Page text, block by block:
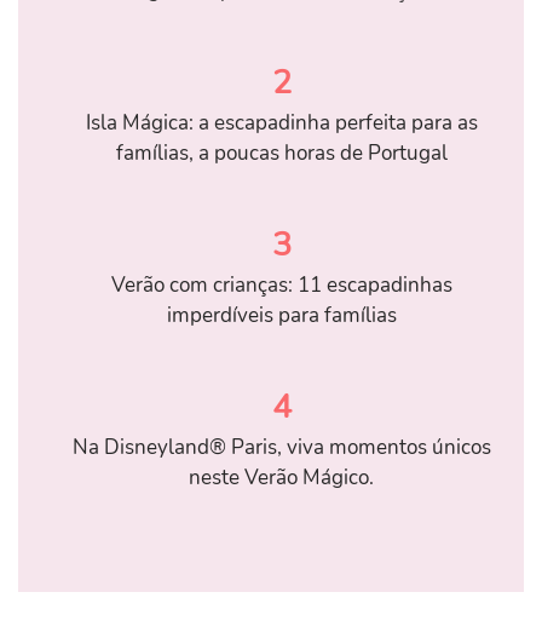
2
Isla Mágica: a escapadinha perfeita para as
famílias, a poucas horas de Portugal
3
Verão com crianças: 11 escapadinhas
imperdíveis para famílias
4
Na Disneyland® Paris, viva momentos únicos
neste Verão Mágico.